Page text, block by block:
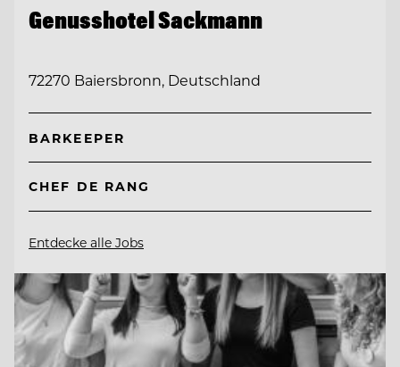
Genusshotel Sackmann
72270 Baiersbronn, Deutschland
BARKEEPER
CHEF DE RANG
Entdecke alle Jobs